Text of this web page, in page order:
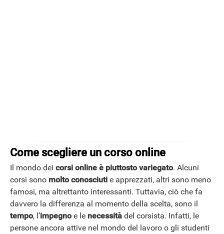
ANDROID
Come scegliere un corso online
Il mondo dei corsi online è piuttosto variegato. Alcuni
corsi sono molto conosciuti e apprezzati, altri sono meno
famosi, ma altrettanto interessanti. Tuttavia, ciò che fa
davvero la differenza al momento della scelta, sono il
tempo, l’impegnoe le necessità del corsista. Infatti, le
persone ancora attive nel mondo del lavoro o gli studenti